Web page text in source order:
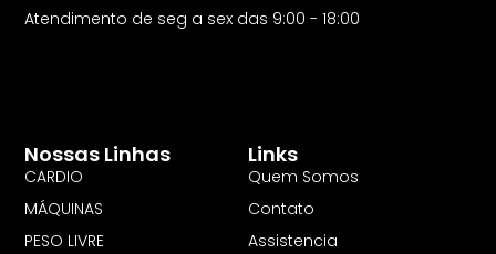
Links
Quem Somos
Contato
Assistencia
Nossas Linhas
CARDIO
MÁQUINAS
PESO LIVRE
Atendimento de seg a sex das 9:00 - 18:00